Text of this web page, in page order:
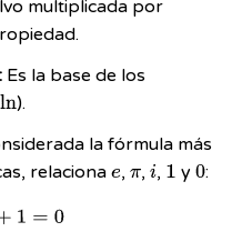
multiplicada por
Es la base de los
ln).
la fórmula más
relaciona e, π,i, 1 y 0:
+ 1 =0